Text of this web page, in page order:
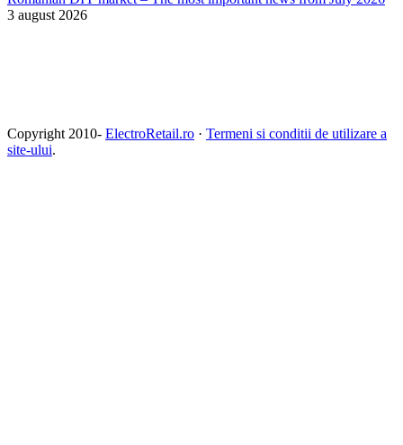
3 august 2026
Copyright 2010- ElectroRetail.ro · Termeni si conditii de utilizare a
site-ului.